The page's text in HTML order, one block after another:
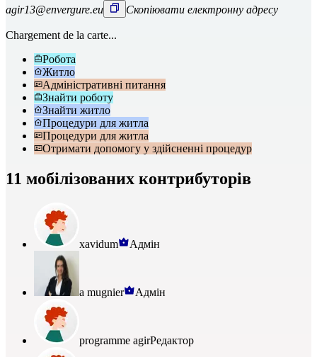
agir13@envergure.eu Скопіювати електронну адресу
Chargement de la carte...
Робота
Житло
Адміністративні питання
Знайти роботу
Знайти житло
Процедури для житла
Процедури для житла
Отримати допомогу у здійсненні процедур
11 мобілізованих контрибуторів
xavidum Адмін
a mugnier Адмін
programme agirРедактор